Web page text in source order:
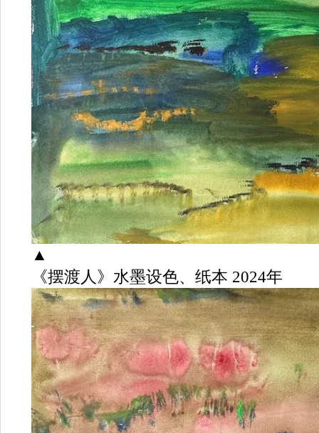
▲
《摆渡人》水墨设色、纸本 2024年